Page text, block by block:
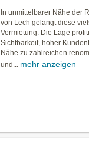
In unmittelbarer Nähe der
von Lech gelangt diese
Vermietung. Die Lage
Sichtbarkeit, hoher
Nähe zu zahlreichen
und... mehr anzeigen